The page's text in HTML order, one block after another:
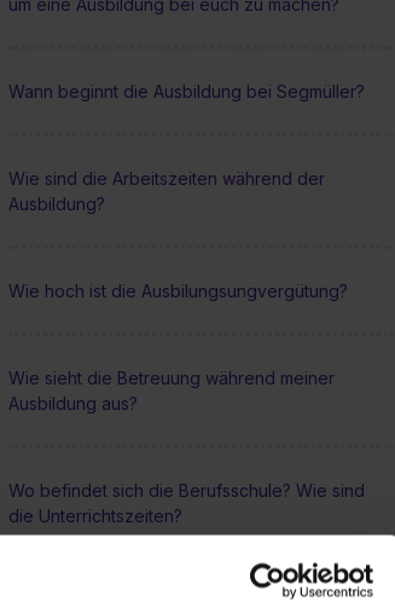
um eine Ausbildung bei euch zu machen?
Wann beginnt die Ausbildung bei Segmüller?
Wie sind die Arbeitszeiten während der
Ausbildung?
Wie hoch ist die Ausbilungsungvergütung?
Wie sieht die Betreuung während meiner
Ausbildung aus?
Wo befindet sich die Berufsschule? Wie sind
die Unterrichtszeiten?